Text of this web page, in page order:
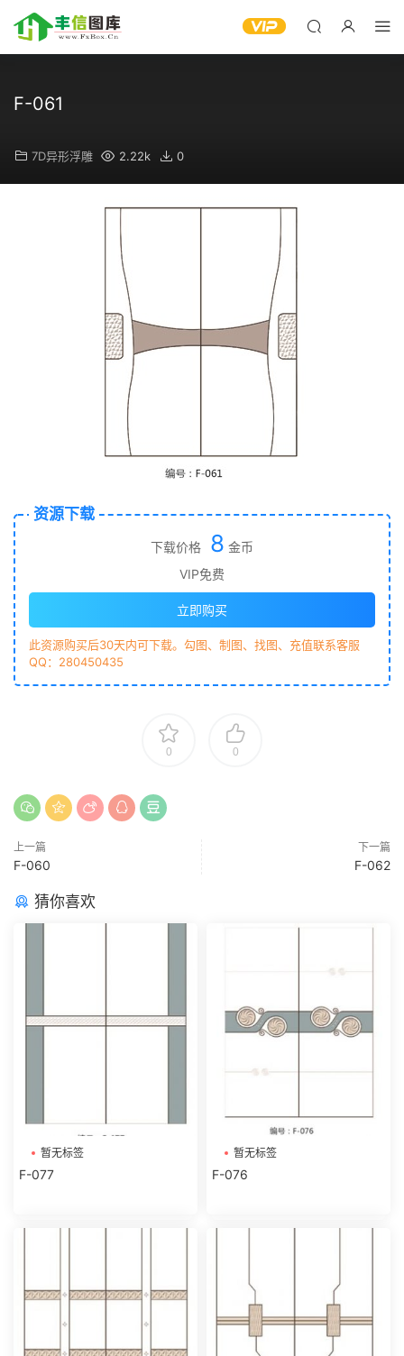
F-061
7D异形浮雕 2.22k 0
资源下载
下载价格 8 金币
VIP免费
立即购买
此资源购买后30天内可下载。勾图、制图、找图、充值联系客服
QQ：280450435
0 0
上一篇
F-060
下一篇
F-062
猜你喜欢
暂无标签
F-077
暂无标签
F-076